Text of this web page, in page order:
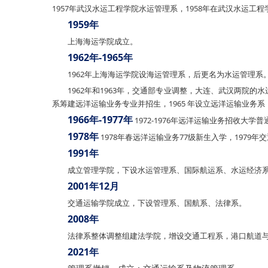
1957年武汉水运工程学院水运管理系，1958年在武汉水运工
1959年
上海海运学院成立。
1962年-1965年
1962年上海海运学院设海运管理系，后更名为水运管理系
1962年和1963年，交通部专业调整，大连、武汉两院的
系筹建远洋运输业务专业并招生，1965 年设立远洋运输业务
1966年-1977年 1972-1976年远洋运输业务招收大学
1978年 1978年春远洋运输业务77级新生入学，1979年
1991年
成立管理学院，下设水运管理系、国际航运系、水运经济
2001年12月
交通运输学院成立，下设管理系、国航系、法律系。
2008年
法律系整体调整组建法学院，增设交通工程系，港口航道
2021年